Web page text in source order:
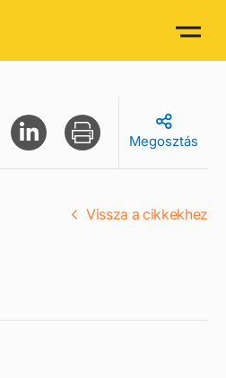
Megosztás
Vissza a cikkekhez